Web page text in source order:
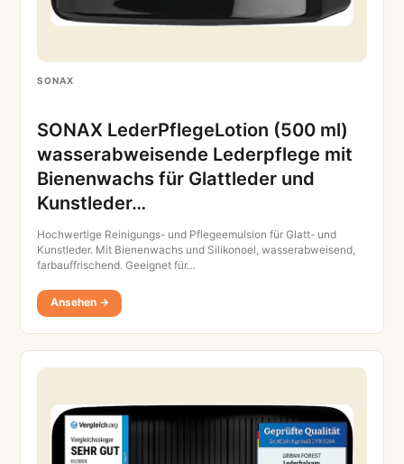
SONAX
SONAX LederPflegeLotion (500 ml)
wasserabweisende Lederpflege mit
Bienenwachs für Glattleder und
Kunstleder…
Hochwertige Reinigungs- und Pflegeemulsion für Glatt- und
Kunstleder. Mit Bienenwachs und Silikonoel, wasserabweisend,
farbauffrischend. Geeignet für…
Ansehen →